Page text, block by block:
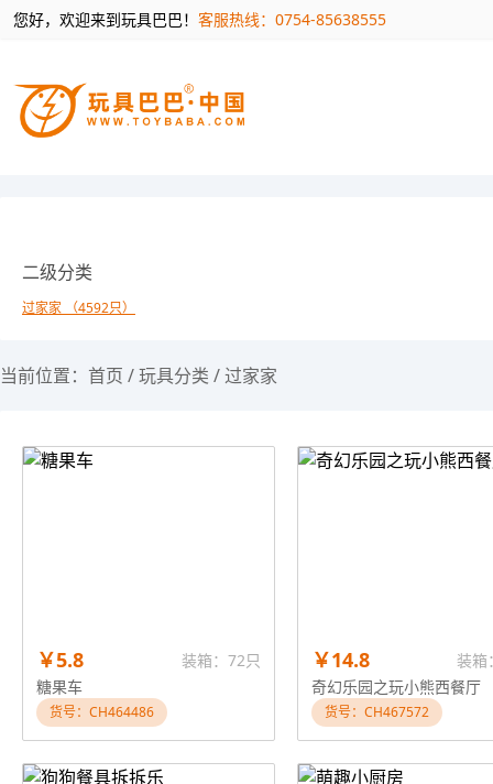
您好，欢迎来到玩具巴巴！ 客服热线：0754-85638555
二级分类
过家家 （4592只）
当前位置： 首页 /玩具分类 /过家家
￥5.8
装箱：72只
糖果车
货号：CH464486
￥14.8
装箱
奇幻乐园之玩小熊西餐厅
货号：CH467572